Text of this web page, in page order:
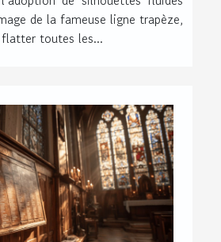
de la fameuse ligne trapèze,
toutes les...